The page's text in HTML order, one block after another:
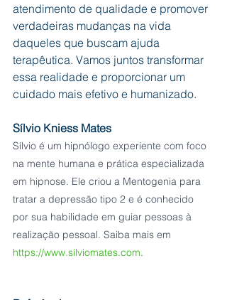
atendimento de qualidade e promover
verdadeiras mudanças na vida
daqueles que buscam ajuda
terapêutica. Vamos juntos transformar
essa realidade e proporcionar um
cuidado mais efetivo e humanizado.
Sílvio Kniess Mates
Sílvio é um hipnólogo experiente com foco
na mente humana e prática especializada
em hipnose. Ele criou a Mentogenia para
tratar a depressão tipo 2 e é conhecido
por sua habilidade em guiar pessoas à
realização pessoal. Saiba mais em
https://www.silviomates.com.